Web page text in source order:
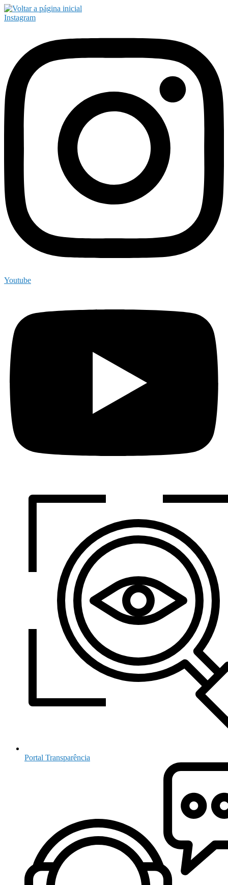
Instagram
Youtube
Portal Transparência